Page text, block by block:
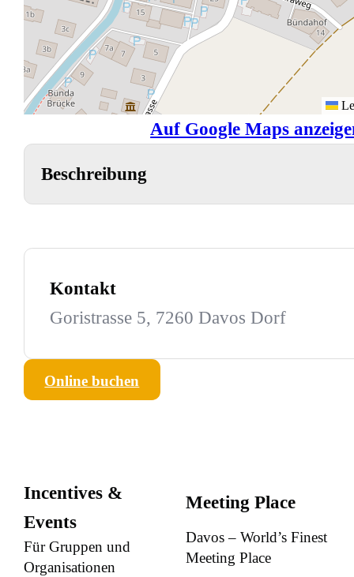
Auf Google Maps
Beschreibung
Kontakt
Goristrasse 5, 7260 Davos Dorf
Online buchen
Incentives &
Events
Für Gruppen und
Organisationen
Meeting Place
Davos – World’s Finest
Meeting Place